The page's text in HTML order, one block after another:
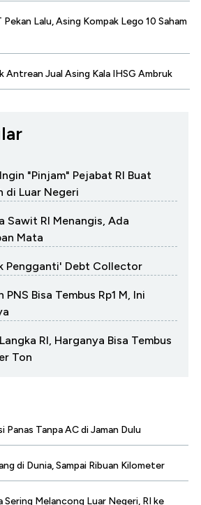
Lalu, Asing Kompak Lego 10 Saham
Antrean Jual Asing Kala IHSG Ambruk
"Pinjam" Pejabat RI Buat
di Luar Negeri
Sawit RI Menangis, Ada
Mata
Pengganti' Debt Collector
PNS Bisa Tembus Rp1 M, Ini
RI, Harganya Bisa Tembus
Ton
Panas Tanpa AC di Jaman Dulu
di Dunia, Sampai Ribuan Kilometer
Sering Melancong Luar Negeri, RI ke